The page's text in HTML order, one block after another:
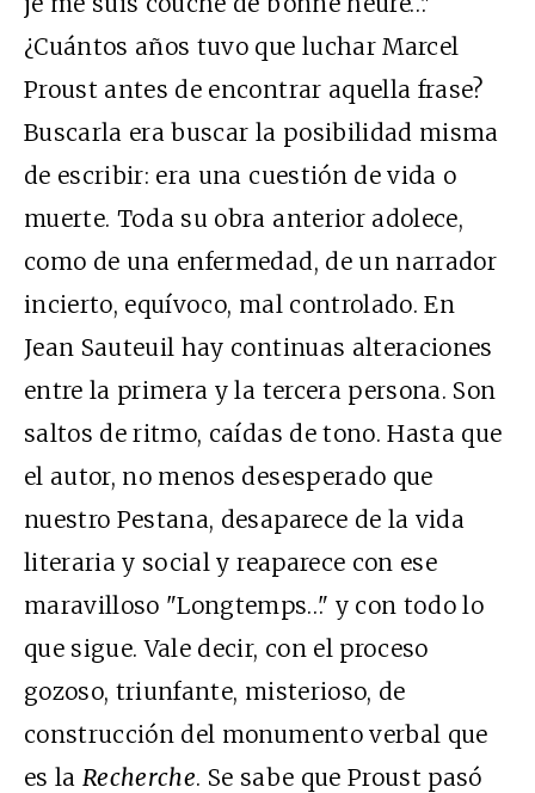
¿Cuántos años tuvo que luchar Marcel
Proust antes de encontrar aquella frase?
Buscarla era buscar la posibilidad misma
de escribir: era una cuestión de vida o
muerte. Toda su obra anterior adolece,
como de una enfermedad, de un narrador
incierto, equívoco, mal controlado. En
Jean Sauteuil hay continuas alteraciones
entre la primera y la tercera persona. Son
saltos de ritmo, caídas de tono. Hasta que
el autor, no menos desesperado que
nuestro Pestana, desaparece de la vida
literaria y social y reaparece con ese
maravilloso "Longtemps…" y con todo lo
que sigue. Vale decir, con el proceso
gozoso, triunfante, misterioso, de
construcción del monumento verbal que
es laRecherche. Se sabe que Proust pasó